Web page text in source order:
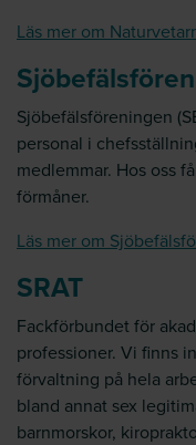
Läs mer om
Sjöbefälsföreningen
personal i
medlemmar. Hos oss
förmåner.
Läs mer om
SRAT
Fackförbundet för
professioner. Vi finns
förvaltning på hela
bland annat sex
barnmorskor,